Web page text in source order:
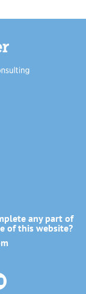
any part of
of this website?